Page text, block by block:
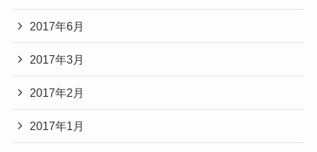
2017年6月
2017年3月
2017年2月
2017年1月